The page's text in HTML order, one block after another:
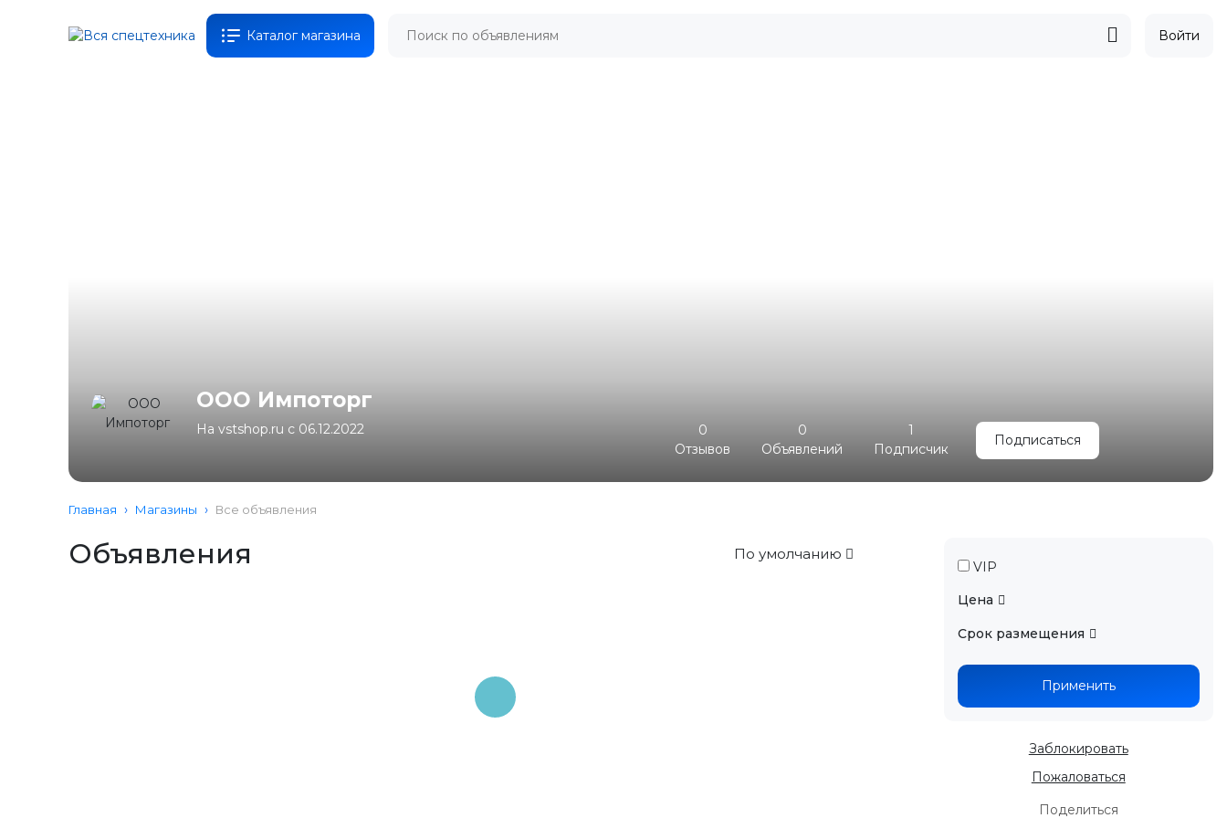
Каталог магазина Войти
ООО Импоторг
На vstshop.ru с 06.12.2022
0
Отзывов
0
Объявлений
1
Подписчик
Подписаться
Главная Магазины Все объявления
Объявления По умолчанию
VIP
Цена
Срок размещения
Применить
Заблокировать
Пожаловаться
Поделиться